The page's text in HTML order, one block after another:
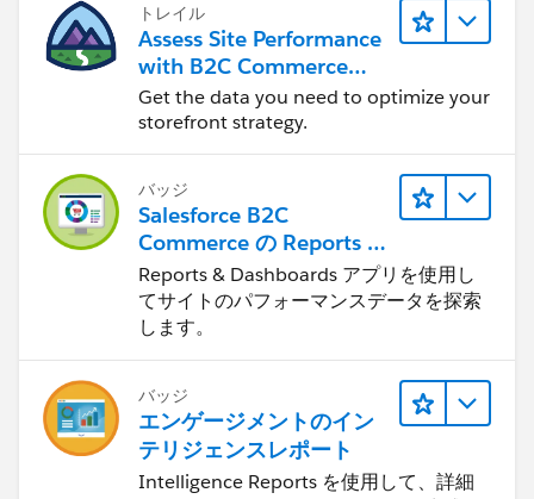
トレイル
Assess Site Performance
with B2C Commerce
Reports & Dashboards
Get the data you need to optimize your
storefront strategy.
バッジ
Salesforce B2C
Commerce の Reports &
Dashboards
Reports & Dashboards アプリを使用し
てサイトのパフォーマンスデータを探索
します。
バッジ
エンゲージメントのイン
テリジェンスレポート
Intelligence Reports を使用して、詳細